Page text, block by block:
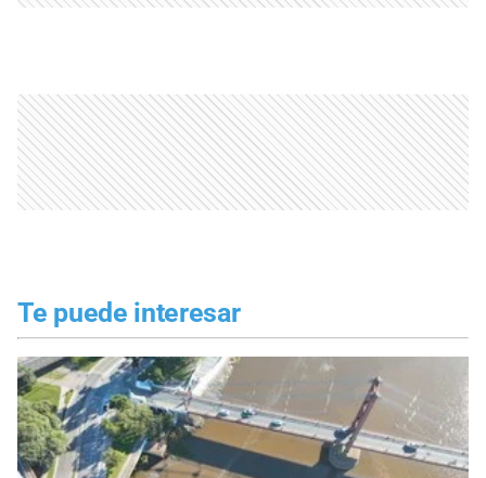
Te puede interesar